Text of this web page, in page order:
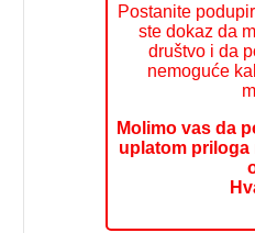
Postanite
ste dokaz da
društvo i da
nemoguće
Molimo vas da
uplatom priloga